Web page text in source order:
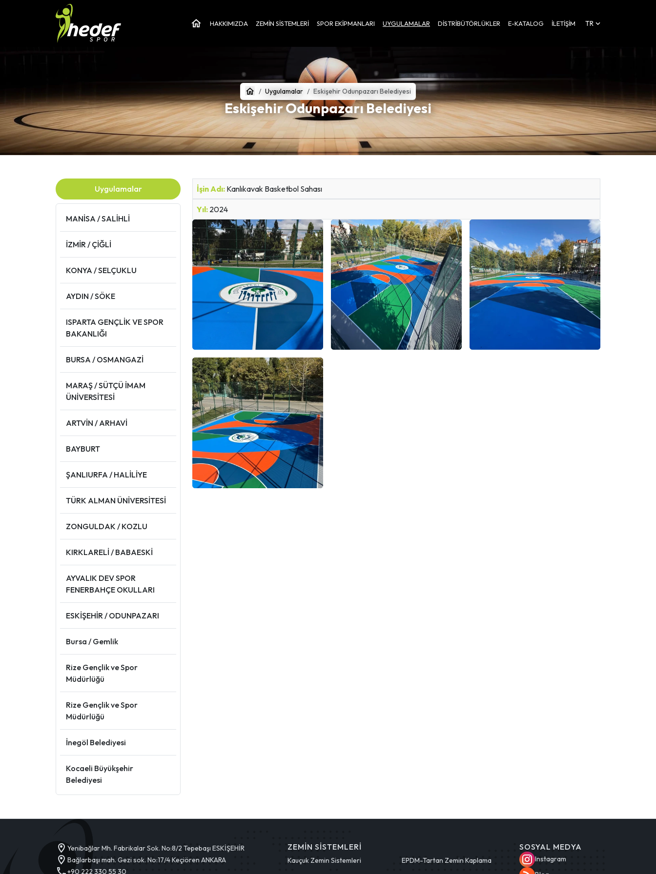
HAKKIMIZDA ZEMIN SISTEMLERI SPOR EKIPMANLARI UYGULAMALAR DISTRIBÜTÖRLÜKLER E-KATALOG İLETIŞIM TR
Uygulamalar Eskişehir Odunpazarı Belediyesi
Eskişehir Odunpazarı Belediyesi
Uygulamalar
MANİSA / SALİHLİ
İZMİR / ÇİĞLİ
KONYA / SELÇUKLU
AYDIN / SÖKE
ISPARTA GENÇLİK VE SPOR
BAKANLIĞI
BURSA / OSMANGAZİ
MARAŞ / SÜTÇÜ İMAM
ÜNİVERSİTESİ
ARTVİN / ARHAVİ
BAYBURT
ŞANLIURFA / HALİLİYE
TÜRK ALMAN ÜNİVERSİTESİ
ZONGULDAK / KOZLU
KIRKLARELİ / BABAESKİ
AYVALIK DEV SPOR
FENERBAHÇE OKULLARI
ESKİŞEHİR / ODUNPAZARI
Bursa / Gemlik
Rize Gençlik ve Spor
Müdürlüğü
Rize Gençlik ve Spor
Müdürlüğü
İnegöl Belediyesi
Kocaeli Büyükşehir
Belediyesi
İşin Adı: Kanlıkavak Basketbol Sahası
Yıl: 2024
Yenibağlar Mh. Fabrikalar Sok. No:8/2 Tepebaşı ESKİŞEHİR
Bağlarbaşı mah. Gezi sok. No:17/4 Keçiören ANKARA
+90 222 330 55 30
ZEMIN SISTEMLERI
Kauçuk Zemin Sistemleri EPDM-Tartan Zemin Kaplama
SOSYAL MEDYA
Instagram